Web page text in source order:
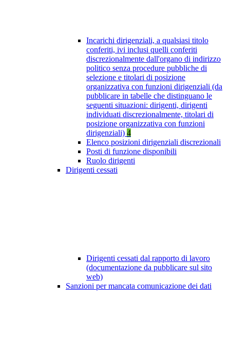
Incarichi dirigenziali, a qualsiasi titolo
conferiti, ivi inclusi quelli conferiti
discrezionalmente dall'organo di indirizzo
politico senza procedure pubbliche di
selezione e titolari di posizione
organizzativa con funzioni dirigenziali (da
pubblicare in tabelle che distinguano le
seguenti situazioni: dirigenti, dirigenti
individuati discrezionalmente, titolari di
posizione organizzativa con funzioni
dirigenziali) 4
Elenco posizioni dirigenziali discrezionali
Posti di funzione disponibili
Ruolo dirigenti
Dirigenti cessati
Dirigenti cessati dal rapporto di lavoro
(documentazione da pubblicare sul sito
web)
Sanzioni per mancata comunicazione dei dati